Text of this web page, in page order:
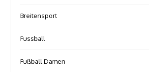
Breitensport
Fussball
Fußball Damen